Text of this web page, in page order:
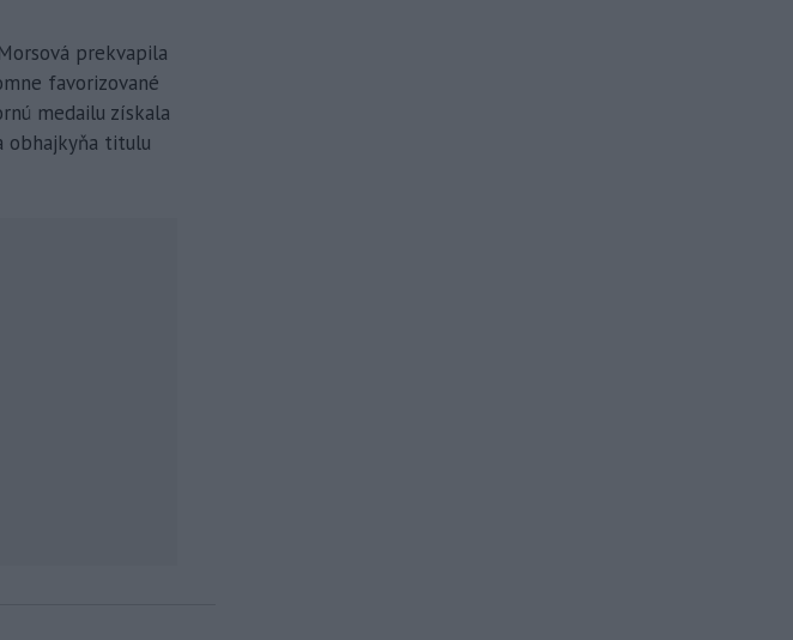
prekvapila
favorizované
medailu získala
obhajkyňa titulu